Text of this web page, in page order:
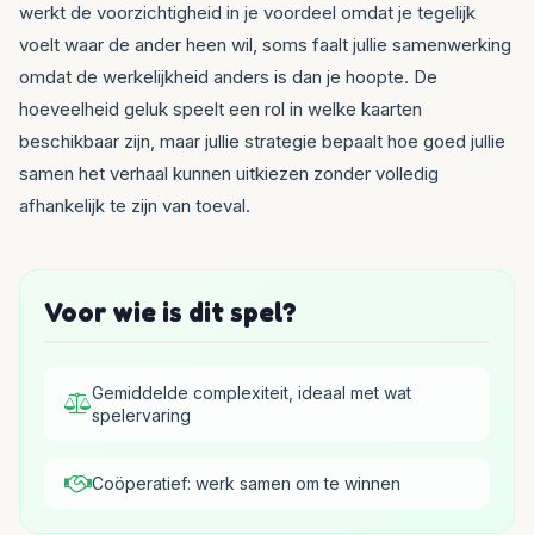
werkt de voorzichtigheid in je voordeel omdat je tegelijk
voelt waar de ander heen wil, soms faalt jullie samenwerking
omdat de werkelijkheid anders is dan je hoopte. De
hoeveelheid geluk speelt een rol in welke kaarten
beschikbaar zijn, maar jullie strategie bepaalt hoe goed jullie
samen het verhaal kunnen uitkiezen zonder volledig
afhankelijk te zijn van toeval.
Voor wie is dit spel?
Gemiddelde complexiteit, ideaal met wat
spelervaring
Coöperatief: werk samen om te winnen